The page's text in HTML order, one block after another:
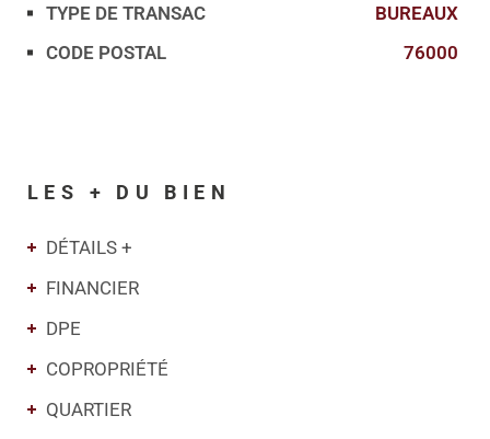
Caractérisque Valeurs
TYPE DE TRANSAC
BUREAUX
CODE POSTAL
76000
LES + DU BIEN
DÉTAILS +
FINANCIER
DPE
COPROPRIÉTÉ
QUARTIER